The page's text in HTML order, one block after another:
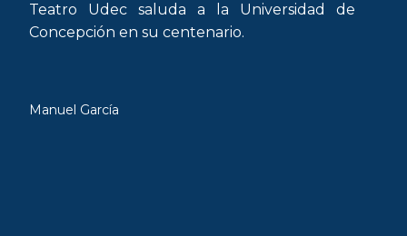
Teatro Udec saluda a la Universidad de
Concepción en su centenario.
Manuel García